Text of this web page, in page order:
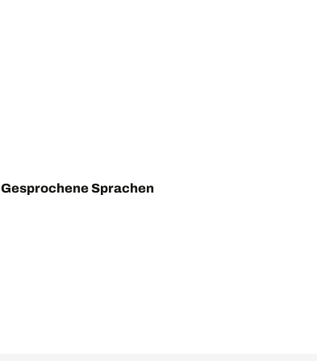
Gesprochene Sprachen
Gesprochene Sprachen